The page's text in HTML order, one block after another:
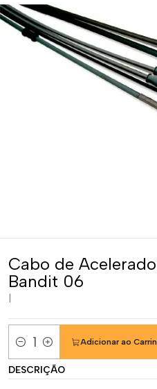
Cabo de
Bandit 06
Quantidade
Adicionar ao
DESCRIÇÃO